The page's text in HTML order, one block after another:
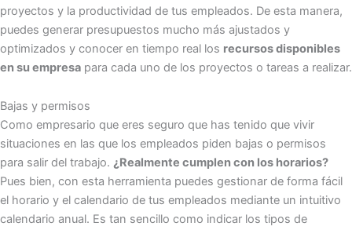
proyectos y la productividad de tus empleados. De esta manera,
puedes generar presupuestos mucho más ajustados y
optimizados y conocer en tiempo real los recursos disponibles
en su empresa para cada uno de los proyectos o tareas a realizar.
Bajas y permisos
Como empresario que eres seguro que has tenido que vivir
situaciones en las que los empleados piden bajas o permisos
para salir del trabajo. ¿Realmente cumplen con los horarios?
Pues bien, con esta herramienta puedes gestionar de forma fácil
el horario y el calendario de tus empleados mediante un intuitivo
calendario anual. Es tan sencillo como indicar los tipos de